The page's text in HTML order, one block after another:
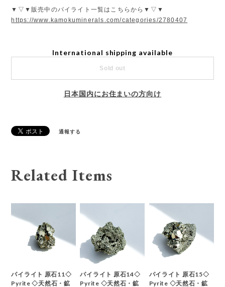
▼▽▼販売中のパイライト一覧はこちらから▼▽▼
https://www.kamokuminerals.com/categories/2780407
International shipping available
Sold out
日本国内にお住まいの方向け
通報する
Related Items
パイライト 原石11◇
Pyrite ◇天然石・鉱
パイライト 原石14◇
Pyrite ◇天然石・鉱
パイライト 原石15◇
Pyrite ◇天然石・鉱